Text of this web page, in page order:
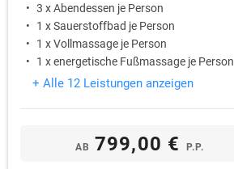
3 x Abendessen je Person
1 x Sauerstoffbad je Person
1 x Vollmassage je Person
1 x energetische Fußmassage je Person
+ Alle 12 Leistungen anzeigen
AB 799,00 € P.P.